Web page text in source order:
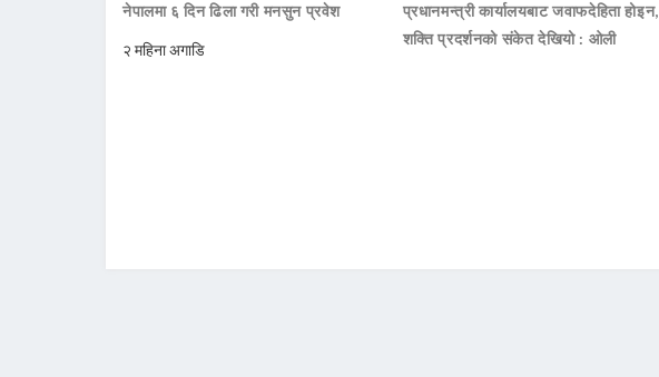
नेपालमा ६ दिन ढिला गरी मनसुन प्रवेश
२ महिना अगाडि
प्रधानमन्त्री कार्यालयबाट जवाफदेहिता होइन,
शक्ति प्रदर्शनको संकेत देखियो : ओली